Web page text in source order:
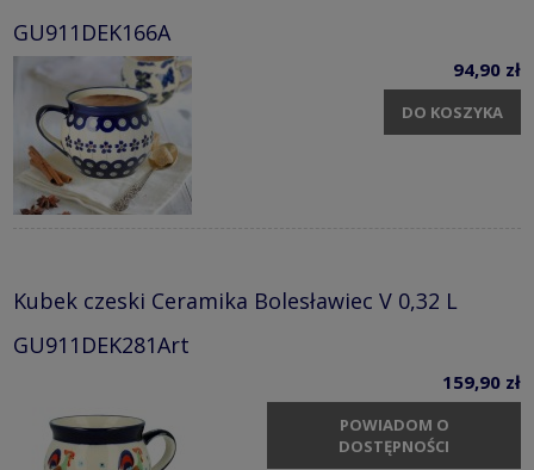
GU911DEK166A
94,90 zł
DO KOSZYKA
Kubek czeski Ceramika Bolesławiec V 0,32 L
GU911DEK281Art
159,90 zł
POWIADOM O
DOSTĘPNOŚCI